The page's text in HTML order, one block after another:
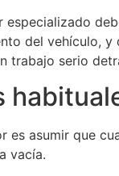
especializado
del vehículo, y
trabajo serio
es asumir que
vacía.